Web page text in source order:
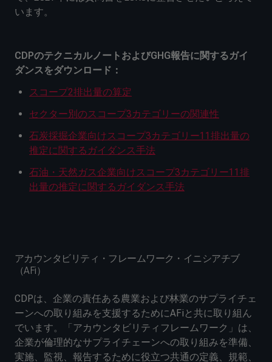
います。
CDPのテクニカルノートおよびGHG報告に関するガイ
ダンスをダウンロード：
スコープ2排出量の算定
セクター別のスコープ3カテゴリーの関連性
石炭採掘企業向けスコープ3カテゴリー11排出量の
推定に関するガイダンス手法
石油・天然ガス企業向けスコープ3カテゴリー11排
出量の推定に関するガイダンス手法
アカウンタビリティ・フレームワーク・イニシアチブ
（AFi）
CDPは、企業の責任ある農業および林業のサプライチェ
ーンへの取り組みを支援するためにAFiと共に取り組ん
でいます。「アカウンタビリティフレームワーク」は、
企業が倫理的なサプライチェーンへの取り組みを準備、
実施、監視、報告するために役立つ共通の定義、規範、